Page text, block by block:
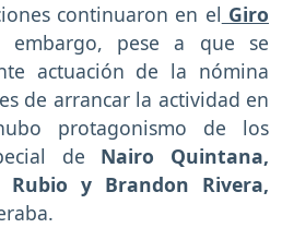
continuaron en el Giro
embargo, pese a que se
actuación de la nómina
de arrancar la actividad en
protagonismo de los
de Nairo Quintana,
Rubio y Brandon Rivera,